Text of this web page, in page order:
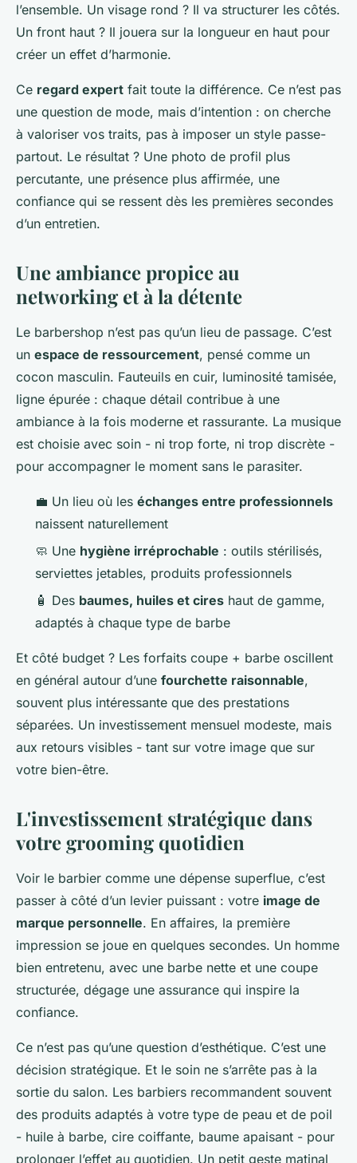
l’ensemble. Un visage rond ? Il va structurer les côtés.
Un front haut ? Il jouera sur la longueur en haut pour
créer un effet d’harmonie.
Ce regard expert fait toute la différence. Ce n’est pas
une question de mode, mais d’intention : on cherche
à valoriser vos traits, pas à imposer un style passe-
partout. Le résultat ? Une photo de profil plus
percutante, une présence plus affirmée, une
confiance qui se ressent dès les premières secondes
d’un entretien.
Une ambiance propice au
networking et à la détente
Le barbershop n’est pas qu’un lieu de passage. C’est
un espace de ressourcement, pensé comme un
cocon masculin. Fauteuils en cuir, luminosité tamisée,
ligne épurée : chaque détail contribue à une
ambiance à la fois moderne et rassurante. La musique
est choisie avec soin - ni trop forte, ni trop discrète -
pour accompagner le moment sans le parasiter.
💼 Un lieu où les échanges entre professionnels
naissent naturellement
🧼 Une hygiène irréprochable : outils stérilisés,
serviettes jetables, produits professionnels
🧴 Des baumes, huiles et cires haut de gamme,
adaptés à chaque type de barbe
Et côté budget ? Les forfaits coupe + barbe oscillent
en général autour d’une fourchette raisonnable,
souvent plus intéressante que des prestations
séparées. Un investissement mensuel modeste, mais
aux retours visibles - tant sur votre image que sur
votre bien-être.
L'investissement stratégique dans
votre grooming quotidien
Voir le barbier comme une dépense superflue, c’est
passer à côté d’un levier puissant : votre image de
marque personnelle. En affaires, la première
impression se joue en quelques secondes. Un homme
bien entretenu, avec une barbe nette et une coupe
structurée, dégage une assurance qui inspire la
confiance.
Ce n’est pas qu’une question d’esthétique. C’est une
décision stratégique. Et le soin ne s’arrête pas à la
sortie du salon. Les barbiers recommandent souvent
des produits adaptés à votre type de peau et de poil
- huile à barbe, cire coiffante, baume apaisant - pour
prolonger l’effet au quotidien. Un petit geste matinal